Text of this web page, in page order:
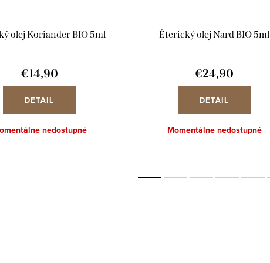
olej Koriander BIO 5ml
€14,90
DETAIL
nedostupné
Éterický olej Nard BIO 5ml
€24,90
DETAIL
Momentálne nedostupné